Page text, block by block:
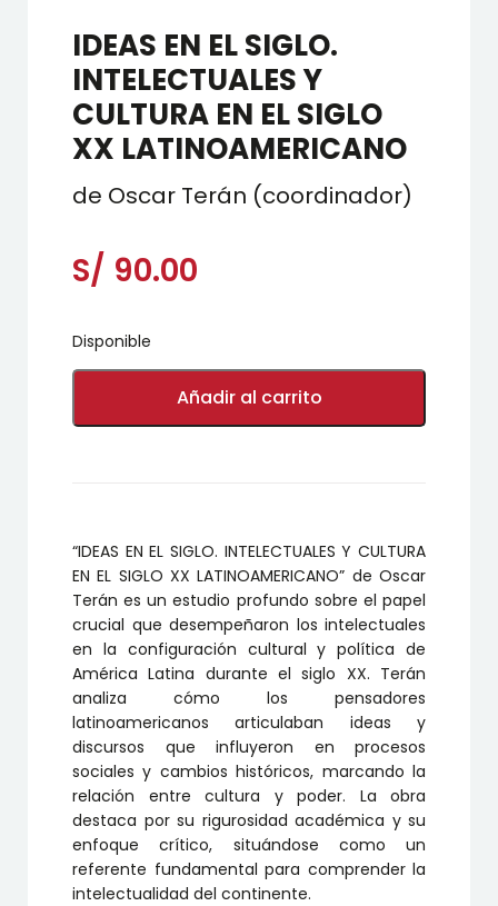
IDEAS EN EL SIGLO.
INTELECTUALES Y
CULTURA EN EL SIGLO
XX LATINOAMERICANO
de Oscar Terán (coordinador)
S/ 90.00
Disponible
IDEAS
EL
SIGLO
XX
LATINOAMERICANO
cantidad
Añadir al carrito
“IDEAS EN EL SIGLO. INTELECTUALES Y CULTURA
EN EL SIGLO XX LATINOAMERICANO” de Oscar
Terán es un estudio profundo sobre el papel
crucial que desempeñaron los intelectuales
en la configuración cultural y política de
América Latina durante el siglo XX. Terán
analiza cómo los pensadores
latinoamericanos articulaban ideas y
discursos que influyeron en procesos
sociales y cambios históricos, marcando la
relación entre cultura y poder. La obra
destaca por su rigurosidad académica y su
enfoque crítico, situándose como un
referente fundamental para comprender la
intelectualidad del continente.